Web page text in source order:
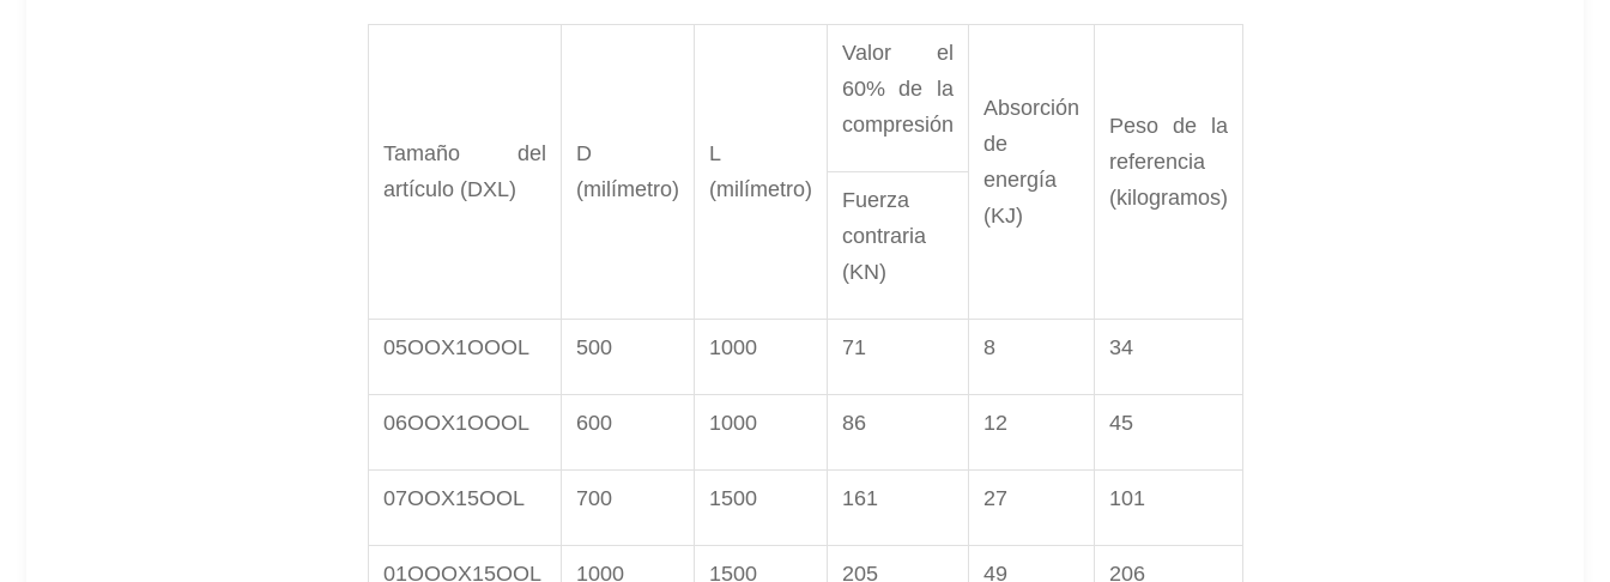
Tamaño del
artículo (DXL)
D
(milímetro)
L
(milímetro)
Valor el
60% de la
compresión
Absorción
de
energía
(KJ)
Peso de la
referencia
(kilogramos)
Fuerza
contraria
(KN)
05OOX1OOOL 500 1000 71 8 34
06OOX1OOOL 600 1000 86 12 45
07OOX15OOL 700 1500 161 27 101
01OOOX15OOL 1000 1500 205 49 206